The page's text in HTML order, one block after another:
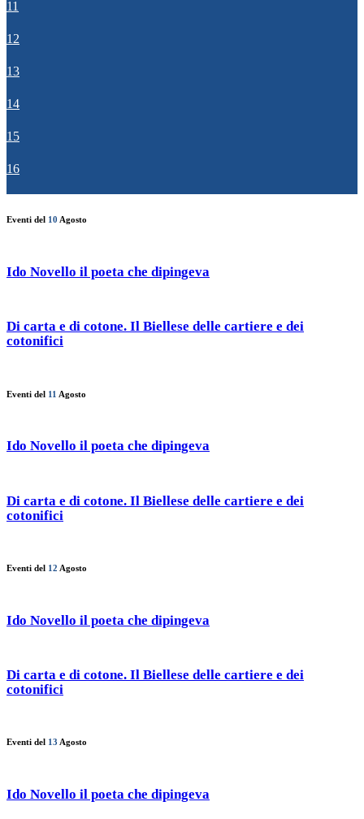
11
12
13
14
15
16
Eventi del 10 Agosto
Ido Novello il poeta che dipingeva
Di carta e di cotone. Il Biellese delle cartiere e dei
cotonifici
Eventi del 11 Agosto
Ido Novello il poeta che dipingeva
Di carta e di cotone. Il Biellese delle cartiere e dei
cotonifici
Eventi del 12 Agosto
Ido Novello il poeta che dipingeva
Di carta e di cotone. Il Biellese delle cartiere e dei
cotonifici
Eventi del 13 Agosto
Ido Novello il poeta che dipingeva